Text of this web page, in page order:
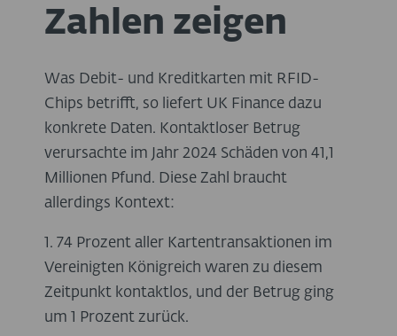
Zahlen zeigen
Was Debit- und Kreditkarten mit RFID-
Chips betrifft, so liefert UK Finance dazu
konkrete Daten. Kontaktloser Betrug
verursachte im Jahr 2024 Schäden von 41,1
Millionen Pfund. Diese Zahl braucht
allerdings Kontext:
1. 74 Prozent aller Kartentransaktionen im
Vereinigten Königreich waren zu diesem
Zeitpunkt kontaktlos, und der Betrug ging
um 1 Prozent zurück.